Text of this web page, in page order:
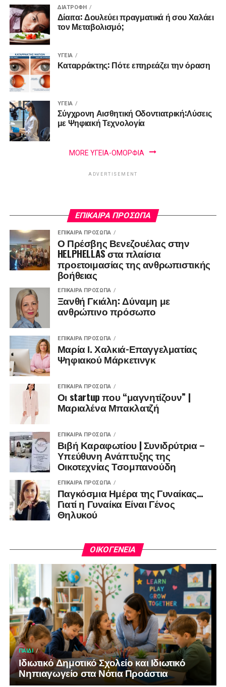
ΔΙΑΤΡΟΦΉ
Δίαιτα: Δουλεύει πραγματικά ή σου Χαλάει
τον Μεταβολισμό;
ΥΓΕΊΑ
Καταρράκτης: Πότε επηρεάζει την όραση
ΥΓΕΊΑ
Σύγχρονη Αισθητική Οδοντιατρική:Λύσεις
με Ψηφιακή Τεχνολογία
MORE ΥΓΕΊΑ-ΟΜΟΡΦΙΆ
ADVERTISEMENT
ΕΠΊΚΑΙΡΑ ΠΡΌΣΩΠΑ
ΕΠΊΚΑΙΡΑ ΠΡΌΣΩΠΑ
Ο Πρέσβης Βενεζουέλας στην
HELPHELLAS στα πλαίσια
προετοιμασίας της ανθρωπιστικής
βοήθειας
ΕΠΊΚΑΙΡΑ ΠΡΌΣΩΠΑ
Ξανθή Γκιάλη: Δύναμη με
ανθρώπινο πρόσωπο
ΕΠΊΚΑΙΡΑ ΠΡΌΣΩΠΑ
Μαρία Ι. Χαλκιά-Επαγγελματίας
Ψηφιακού Μάρκετινγκ
ΕΠΊΚΑΙΡΑ ΠΡΌΣΩΠΑ
Οι startup που “μαγνητίζουν” |
Μαριαλένα Μπακλατζή
ΕΠΊΚΑΙΡΑ ΠΡΌΣΩΠΑ
Βιβή Καραφωτίου | Συνιδρύτρια –
Υπεύθυνη Ανάπτυξης της
Οικοτεχνίας Τσομπανούδη
ΕΠΊΚΑΙΡΑ ΠΡΌΣΩΠΑ
Παγκόσμια Ημέρα της Γυναίκας…
Γιατί η Γυναίκα Είναι Γένος
Θηλυκού
ΟΙΚΟΓΈΝΕΙΑ
ΠΑΙΔΊ
Ιδιωτικό Δημοτικό Σχολείο και Ιδιωτικό
Νηπιαγωγείο στα Νότια Προάστια